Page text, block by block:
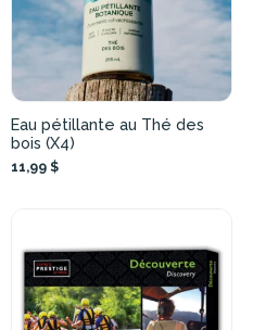
Eau pétillante au Thé des
bois (X4)
11,99 $